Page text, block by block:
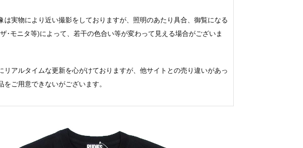
は実物により近い撮影をしておりますが、照明のあたり具合、御覧になる
･モニタ等)によって、若干の色合い等が変わって見える場合がございま
リアルタイムな更新を心がけておりますが、他サイトとの売り違いがあっ
をご用意できないがございます。